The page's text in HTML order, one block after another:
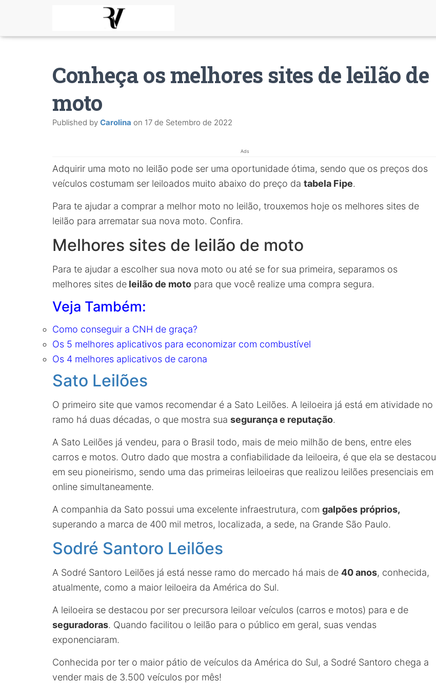
Conheça os melhores sites de leilão de
moto
Published by Carolina on 17 de Setembro de 2022
Ads
Adquirir uma moto no leilão pode ser uma oportunidade ótima, sendo que os preços dos
veículos costumam ser leiloados muito abaixo do preço da tabela Fipe.
Para te ajudar a comprar a melhor moto no leilão, trouxemos hoje os melhores sites de
leilão para arrematar sua nova moto. Confira.
Melhores sites de leilão de moto
Para te ajudar a escolher sua nova moto ou até se for sua primeira, separamos os
melhores sites de leilão de moto para que você realize uma compra segura.
Veja Também:
Como conseguir a CNH de graça?
Os 5 melhores aplicativos para economizar com combustível
Os 4 melhores aplicativos de carona
Sato Leilões
O primeiro site que vamos recomendar é a Sato Leilões. A leiloeira já está em atividade no
ramo há duas décadas, o que mostra sua segurança e reputação.
A Sato Leilões já vendeu, para o Brasil todo, mais de meio milhão de bens, entre eles
carros e motos. Outro dado que mostra a confiabilidade da leiloeira, é que ela se destacou
em seu pioneirismo, sendo uma das primeiras leiloeiras que realizou leilões presenciais em
online simultaneamente.
A companhia da Sato possui uma excelente infraestrutura, com galpões próprios,
superando a marca de 400 mil metros, localizada, a sede, na Grande São Paulo.
Sodré Santoro Leilões
A Sodré Santoro Leilões já está nesse ramo do mercado há mais de 40 anos, conhecida,
atualmente, como a maior leiloeira da América do Sul.
A leiloeira se destacou por ser precursora leiloar veículos (carros e motos) para e de
seguradoras. Quando facilitou o leilão para o público em geral, suas vendas
exponenciaram.
Conhecida por ter o maior pátio de veículos da América do Sul, a Sodré Santoro chega a
vender mais de 3.500 veículos por mês!